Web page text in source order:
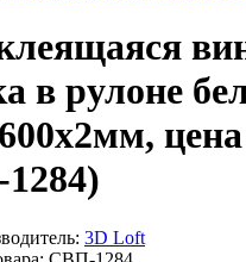
в рулоне
3D Loft